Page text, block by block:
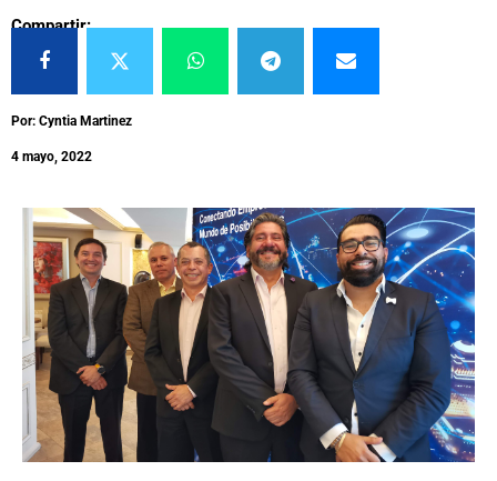
Compartir:
Por: Cyntia Martinez
4 mayo, 2022